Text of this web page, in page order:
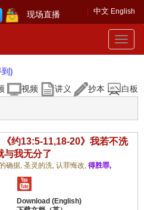
中文 English
现场直播
Toggle
)
视频 讲义 抄本 白板
约13:5-11,18-20》我若不洗
与我无分了
确据, 圣灵的洗, 认罪悔改, 得胜罪,